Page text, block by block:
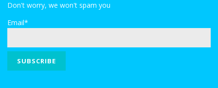
Don't worry, we won't spam you
Email*